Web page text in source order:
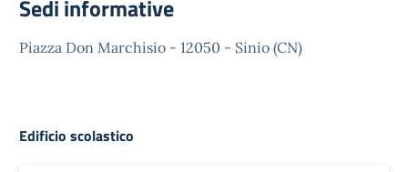
Sedi informative
Piazza Don Marchisio - 12050 - Sinio (CN)
Edificio scolastico